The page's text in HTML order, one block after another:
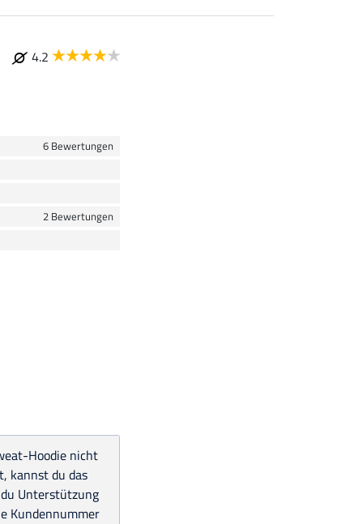
4.2
6 Bewertungen
2 Bewertungen
Hoodie nicht
kannst du das
Unterstützung
Kundennummer